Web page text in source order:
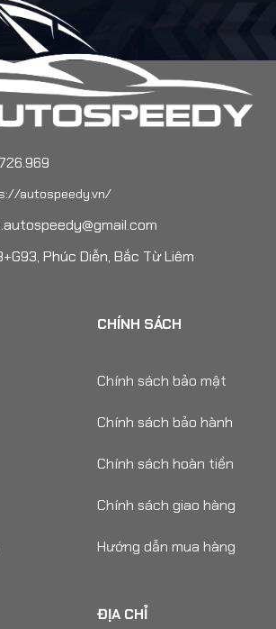
autospeedy.vn/
Phúc Diễn, Bắc Từ Liêm
CHÍNH SÁCH
Chính sách bảo mật
Chính sách bảo hành
Chính sách hoàn tiền
Chính sách giao hàng
Hướng dẫn mua hàng
ĐỊA CHỈ